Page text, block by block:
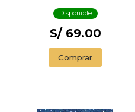
Disponible
S/ 69.00
Comprar